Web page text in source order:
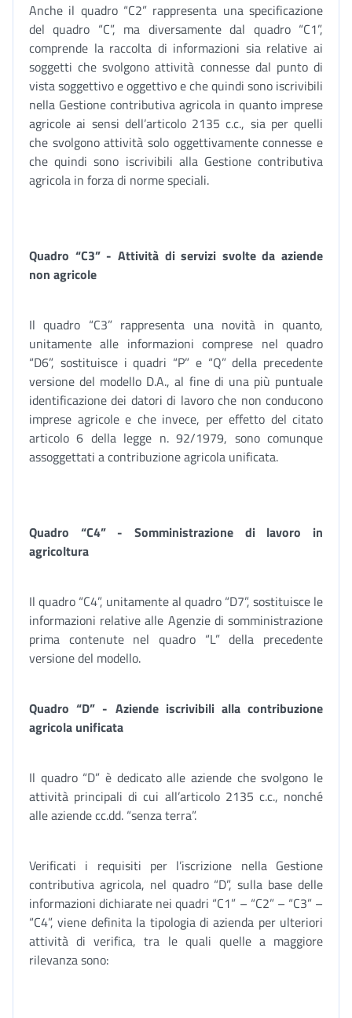
Anche il quadro “C2” rappresenta una specificazione
del quadro “C”, ma diversamente dal quadro “C1”,
comprende la raccolta di informazioni sia relative ai
soggetti che svolgono attività connesse dal punto di
vista soggettivo e oggettivo e che quindi sono iscrivibili
nella Gestione contributiva agricola in quanto imprese
agricole ai sensi dell’articolo 2135 c.c., sia per quelli
che svolgono attività solo oggettivamente connesse e
che quindi sono iscrivibili alla Gestione contributiva
agricola in forza di norme speciali.
Quadro “C3” - Attività di servizi svolte da aziende
non agricole
Il quadro “C3” rappresenta una novità in quanto,
unitamente alle informazioni comprese nel quadro
“D6”, sostituisce i quadri “P” e “Q” della precedente
versione del modello D.A., al fine di una più puntuale
identificazione dei datori di lavoro che non conducono
imprese agricole e che invece, per effetto del citato
articolo 6 della legge n. 92/1979, sono comunque
assoggettati a contribuzione agricola unificata.
Quadro “C4” - Somministrazione di lavoro in
agricoltura
Il quadro “C4”, unitamente al quadro “D7”, sostituisce le
informazioni relative alle Agenzie di somministrazione
prima contenute nel quadro “L” della precedente
versione del modello.
Quadro “D” - Aziende iscrivibili alla contribuzione
agricola unificata
Il quadro “D” è dedicato alle aziende che svolgono le
attività principali di cui all’articolo 2135 c.c., nonché
alle aziende cc.dd. “senza terra”.
Verificati i requisiti per l’iscrizione nella Gestione
contributiva agricola, nel quadro “D”, sulla base delle
informazioni dichiarate nei quadri “C1” – “C2” – “C3” –
“C4”, viene definita la tipologia di azienda per ulteriori
attività di verifica, tra le quali quelle a maggiore
rilevanza sono: